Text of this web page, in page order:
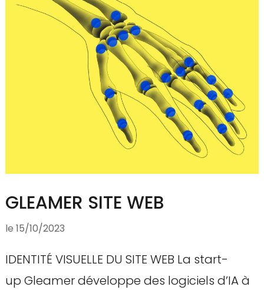
GLEAMER SITE WEB
le 15/10/2023
IDENTITÉ VISUELLE DU SITE WEB La start-
up Gleamer développe des logiciels d’IA à